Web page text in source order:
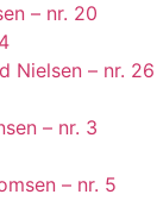
– nr. 20
Nielsen – nr. 26
– nr. 3
– nr. 5